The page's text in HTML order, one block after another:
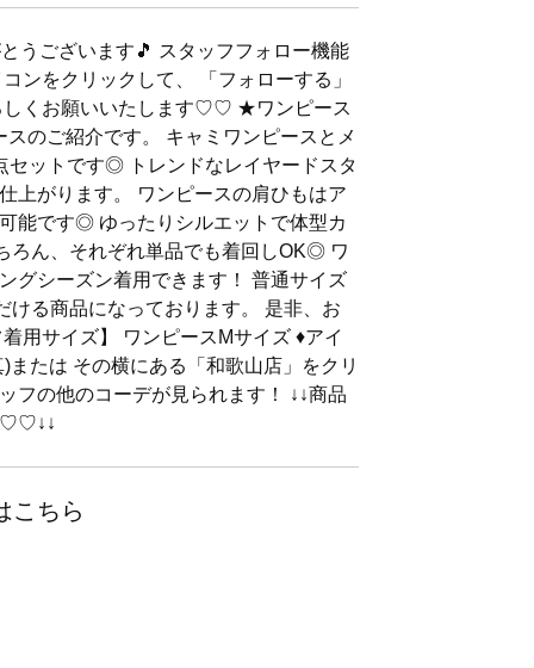
うございます🎵 スタッフフォロー機能
ンをクリックして、 「フォローする」
しくお願いいたします♡♡ ★ワンピース
のご紹介です。 キャミワンピースとメ
セットです◎ トレンドなレイヤードスタ
上がります。 ワンピースの肩ひもはア
能です◎ ゆったりシルエットで体型カ
ろん、それぞれ単品でも着回しOK◎ ワ
グシーズン着用できます！ 普通サイズ
ける商品になっております。 是非、お
用サイズ】 ワンピースMサイズ ♦アイ
たは その横にある「和歌山店」をクリ
フの他のコーデが見られます！ ↓↓商品
♡♡↓↓
こちら